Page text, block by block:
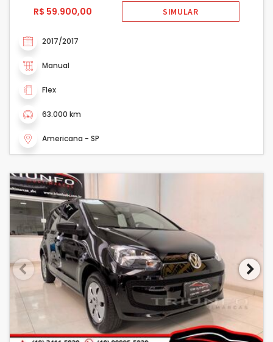
R$ 59.900,00
SIMULAR
2017/2017
Manual
Flex
63.000 km
Americana - SP